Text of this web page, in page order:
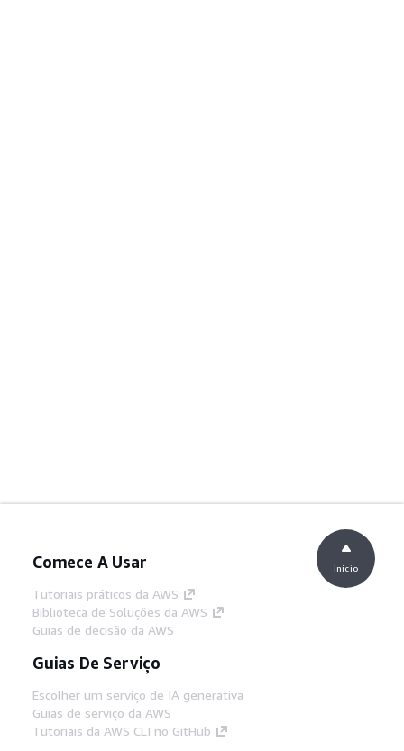
Comece A Usar
Tutoriais práticos da AWS
Biblioteca de Soluções da AWS
Guias de decisão da AWS
Guias De Serviço
Escolher um serviço de IA generativa
Guias de serviço da AWS
Tutoriais da AWS CLI no GitHub
início